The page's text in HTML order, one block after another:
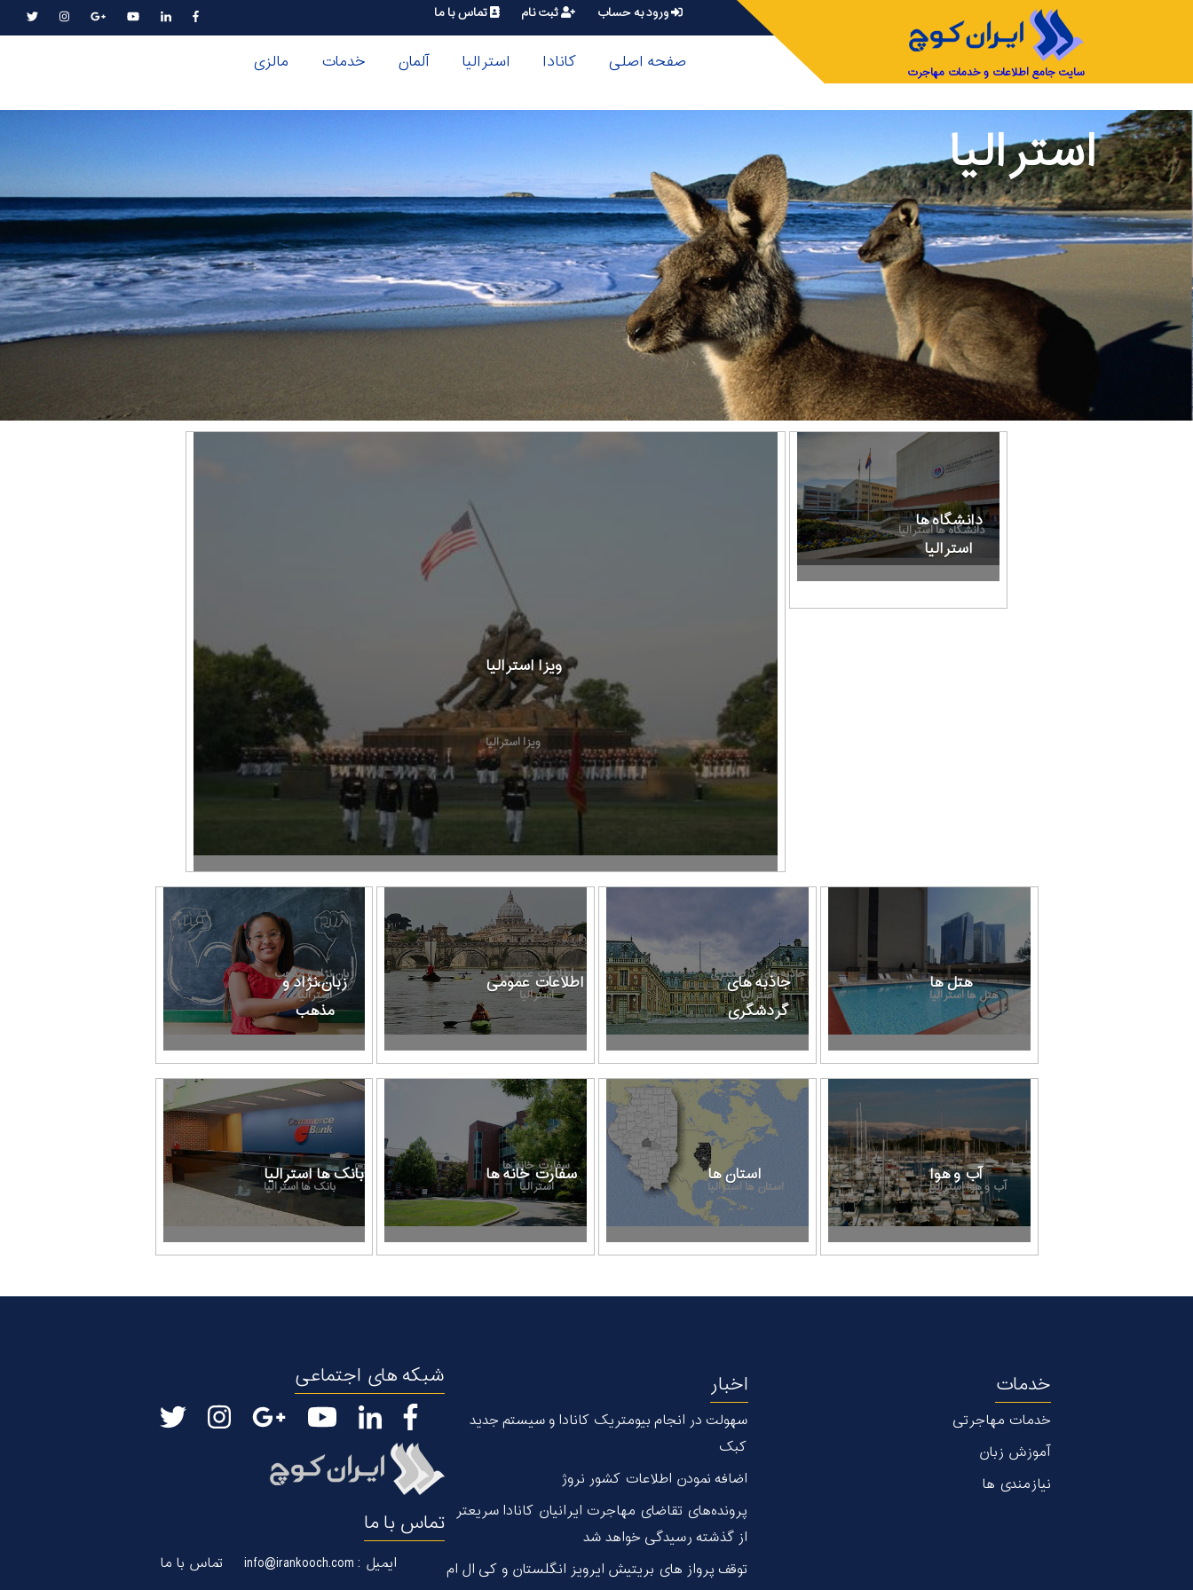
سایت جامع اطلاعات و خدمات مهاجرت
ورود به حساب ثبت نام تماس با ما
صفحه اصلی کانادا استرالیا آلمان خدمات مالزی
استرالیا
ویزا استرالیا
ویزا استرالیا
دانشگاه ها
استرالیا
دانشگاه ها استرالیا
زبان،نژاد و
مذهب
زبان،نژاد و مذهب
استرالیا
اطلاعات عمومی
اطلاعات عمومی
استرالیا
جاذبه های
گردشگری
جاذبه های گردشگری
استرالیا
هتل ها
هتل ها استرالیا
بانک ها استرالیا
بانک ها استرالیا سفارت خانه ها
سفارت خانه ها
استرالیا
استان ها
استان ها استرالیا آب و هوا
آب و هوا استرالیا
خدمات
خدمات مهاجرتی
آموزش زبان
نیازمندی ها
اخبار
سهولت در انجام بیومتریک کانادا و سیستم جدید
کبک
اضافه نمودن اطلاعات کشور نروژ
پرونده‌های تقاضای مهاجرت ایرانیان کانادا سریعتر
از گذشته رسیدگی خواهد شد
توقف پرواز های بریتیش ایرویز انگلستان و کی ال ام
شبکه های اجتماعی
تماس با ما
ایمیل : info@irankooch.com تماس با ما